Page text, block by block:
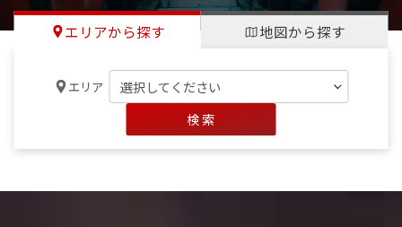
エリアから探す 地図から探す
エリア
検 索